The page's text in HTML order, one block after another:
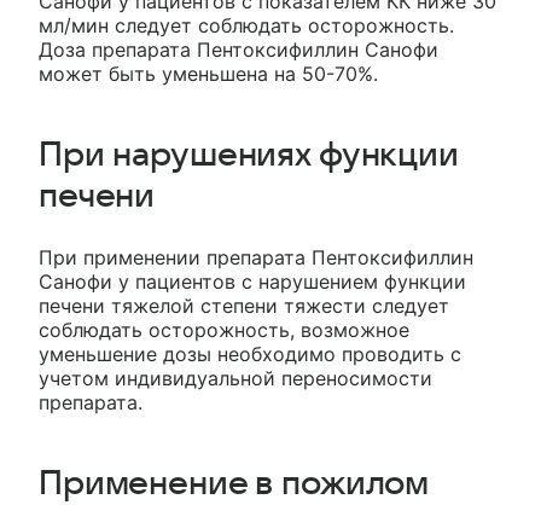
мл/мин следует соблюдать осторожность.
Доза препарата Пентоксифиллин Санофи
может быть уменьшена на 50-70%.
При нарушениях функции
печени
При применении препарата Пентоксифиллин
Санофи у пациентов с нарушением функции
печени тяжелой степени тяжести следует
соблюдать осторожность, возможное
уменьшение дозы необходимо проводить с
учетом индивидуальной переносимости
препарата.
Применение в пожилом